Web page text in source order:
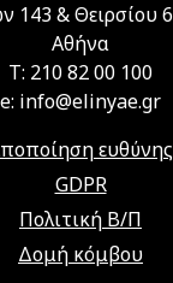
143 & Θειρσίου
Αθήνα
T: 210 82 00 100
e: info@elinyae.gr
ευθύνης
GDPR
Πολιτική Β/Π
Δομή κόμβου